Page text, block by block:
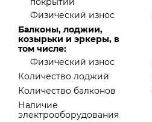
Физический износ
Балконы, лоджии,
козырьки и эркеры, в
том числе:
Физический износ
Количество лоджий
Количество балконов
Наличие
электрооборудования